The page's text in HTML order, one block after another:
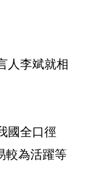
人李斌就相
國全口徑
較為活躍等